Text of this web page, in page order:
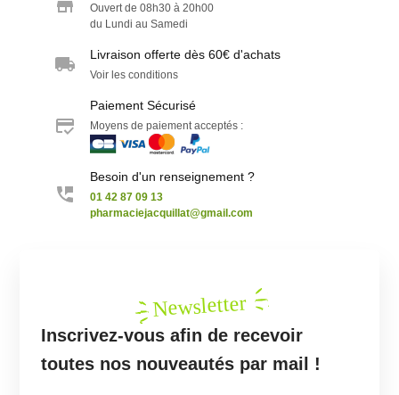
Ouvert de 08h30 à 20h00
du Lundi au Samedi
Livraison offerte dès 60€ d'achats
Voir les conditions
Paiement Sécurisé
Moyens de paiement acceptés :
Besoin d'un renseignement ?
01 42 87 09 13
pharmaciejacquillat@gmail.com
Newsletter
Inscrivez-vous afin de recevoir
toutes nos nouveautés par mail !